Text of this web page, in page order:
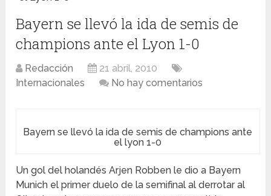
Bayern se llevó la ida de semis de
champions ante el Lyon 1-0
Redacción
21 abril, 2010
Internacionales
No hay comentarios
Bayern se llevó la ida de semis de champions ante
el lyon 1-0
Un gol del holandés Arjen Robben le dio a Bayern
Munich el primer duelo de la semifinal al derrotar al